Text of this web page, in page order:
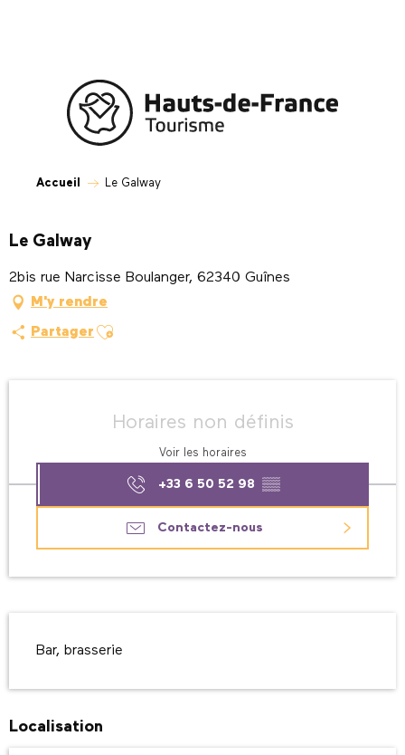
Accueil Le Galway
Le Galway
2bis rue Narcisse Boulanger, 62340 Guînes
M'y rendre
Partager Ajouter aux favoris
Horaires non définis
Voir les horaires
+33 6 50 52 98 ▒▒
Contactez-nous
Bar, brasserie
Localisation